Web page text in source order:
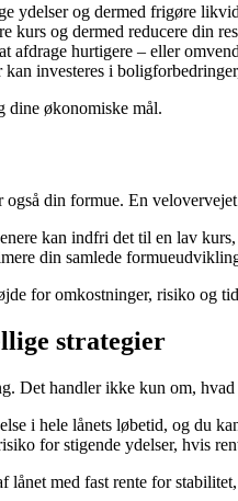
ydelser og dermed frigøre
kurs og dermed reducere din
afdrage hurtigere – eller
investeres i
dine økonomiske mål.
din formue. En
kan indfri det til en lav
din samlede
for omkostninger, risiko og
strategier
Det handler ikke kun om,
i hele lånets løbetid, og du
for stigende ydelser, hvis
med fast rente for